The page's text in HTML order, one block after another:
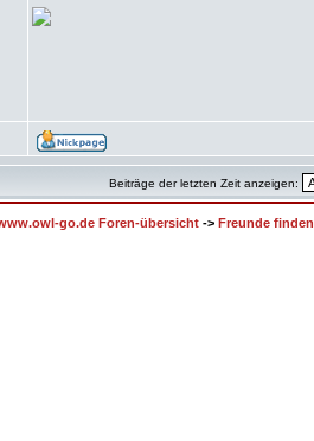
Beiträge der letzten Zeit anzeigen:
go.de Foren-übersicht -> Freunde finden